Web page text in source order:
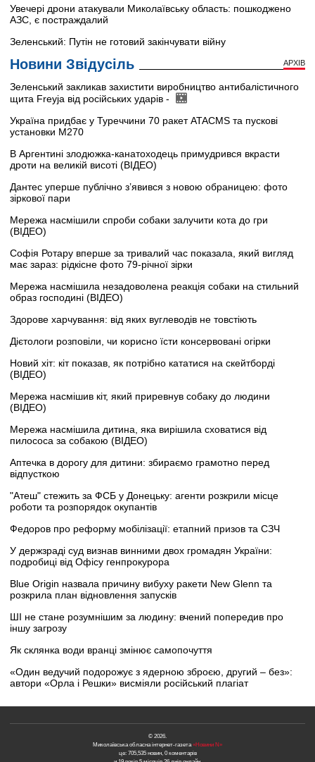
Увечері дрони атакували Миколаївську область: пошкоджено
АЗС, є постраждалий
Зеленський: Путін не готовий закінчувати війну
Новини Звідусіль АРХІВ
Зеленський закликав захистити виробництво антибалістичного
щита Freyja від російських ударів -
Україна придбає у Туреччини 70 ракет ATACMS та пускові
установки M270
В Аргентині злодюжка-канатоходець примудрився вкрасти
дроти на великій висоті (ВІДЕО)
Дантес уперше публічно з’явився з новою обраницею: фото
зіркової пари
Мережа насмішили спроби собаки залучити кота до гри
(ВІДЕО)
Софія Ротару вперше за тривалий час показала, який вигляд
має зараз: рідкісне фото 79-річної зірки
Мережа насмішила незадоволена реакція собаки на стильний
образ господині (ВІДЕО)
Здорове харчування: від яких вуглеводів не товстіють
Дієтологи розповіли, чи корисно їсти консервовані огірки
Новий хіт: кіт показав, як потрібно кататися на скейтборді
(ВІДЕО)
Мережа насмішив кіт, який приревнув собаку до людини
(ВІДЕО)
Мережа насмішила дитина, яка вирішила сховатися від
пилососа за собакою (ВІДЕО)
Аптечка в дорогу для дитини: збираємо грамотно перед
відпусткою
"Атеш" стежить за ФСБ у Донецьку: агенти розкрили місце
роботи та розпорядок окупантів
Федоров про реформу мобілізації: етапний призов та СЗЧ
У держзраді суд визнав винними двох громадян України:
подробиці від Офісу генпрокурора
Blue Origin назвала причину вибуху ракети New Glenn та
розкрила план відновлення запусків
ШІ не стане розумнішим за людину: вчений попередив про
іншу загрозу
Як склянка води вранці змінює самопочуття
«Один ведучий подорожує з ядерною зброєю, другий – без»:
автори «Орла і Решки» висміяли російський плагіат
© 2026.
Миколаївська обласна інтернет-газета«Новини N»
це: 705,535 новин, 0 коментарів